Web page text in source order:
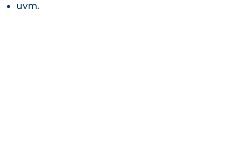
uvm.